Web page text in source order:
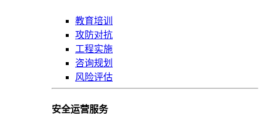
教育培训
攻防对抗
工程实施
咨询规划
风险评估
安全运营服务